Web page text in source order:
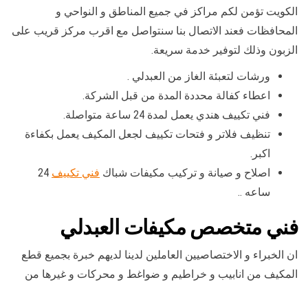
الكويت تؤمن لكم مراكز في جميع المناطق و النواحي و
المحافظات فعند الاتصال بنا سنتواصل مع اقرب مركز قريب على
الزبون وذلك لتوفير خدمة سريعة.
ورشات لتعبئة الغاز من العبدلي .
اعطاء كفالة محددة المدة من قبل الشركة.
فني تكييف هندي يعمل لمدة 24 ساعة متواصلة.
تنظيف فلاتر و فتحات تكييف لجعل المكيف يعمل بكفاءة
اكبر.
اصلاح و صيانة و تركيب مكيفات شباك فني تكييف 24
ساعه ..
فني متخصص مكيفات العبدلي
ان الخبراء و الاختصاصيين العاملين لدينا لديهم خبرة بجميع قطع
المكيف من انابيب و خراطيم و ضواغط و محركات و غيرها من